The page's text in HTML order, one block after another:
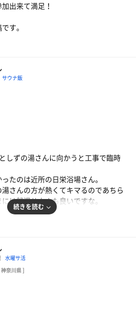
出来て満足！
す。
サウナ飯
しずの湯さんに向かうと工事で臨時
たのは近所の日栄浴場さん。
さんの方が熱くてキマるのであちら
は銭湯サウナも良いですな。
れて潰れて、長年の歴史と風格が感
さんとおしゃべり。こんなのも銭湯
いに行ってみよう。
続きを読む
水曜サ活
神奈川県 ]